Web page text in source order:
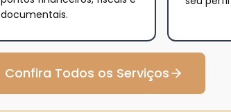
documentais.
Confira Todos os Serviços